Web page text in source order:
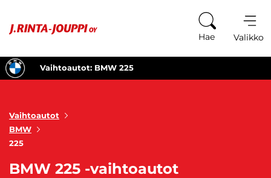
Hae Valikko
Vaihtoautot: BMW 225
Vaihtoautot
BMW
225
BMW 225 -vaihtoautot